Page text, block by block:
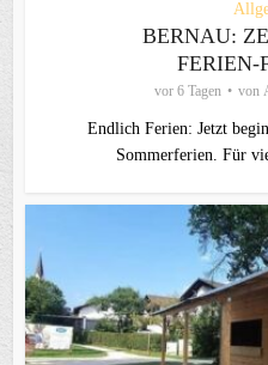
BERNAU:
FERIEN-
vor 6 Tagen von
Endlich Ferien: Jetzt
Sommerferien. Für